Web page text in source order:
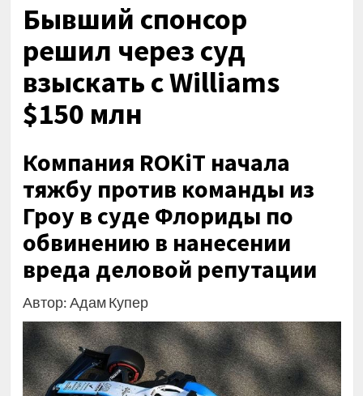
Бывший спонсор
решил через суд
взыскать с Williams
$150 млн
Компания ROKiT начала
тяжбу против команды из
Гроу в суде Флориды по
обвинению в нанесении
вреда деловой репутации
Автор: Адам Купер